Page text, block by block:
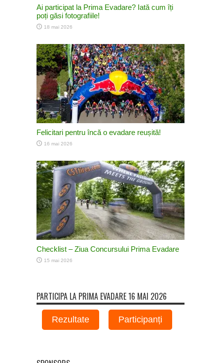
Ai participat la Prima Evadare? Iată cum îți
poți găsi fotografiile!
18 mai 2026
Felicitari pentru încă o evadare reușită!
16 mai 2026
Checklist – Ziua Concursului Prima Evadare
15 mai 2026
PARTICIPA LA PRIMA EVADARE 16 MAI 2026
Rezultate Participanți